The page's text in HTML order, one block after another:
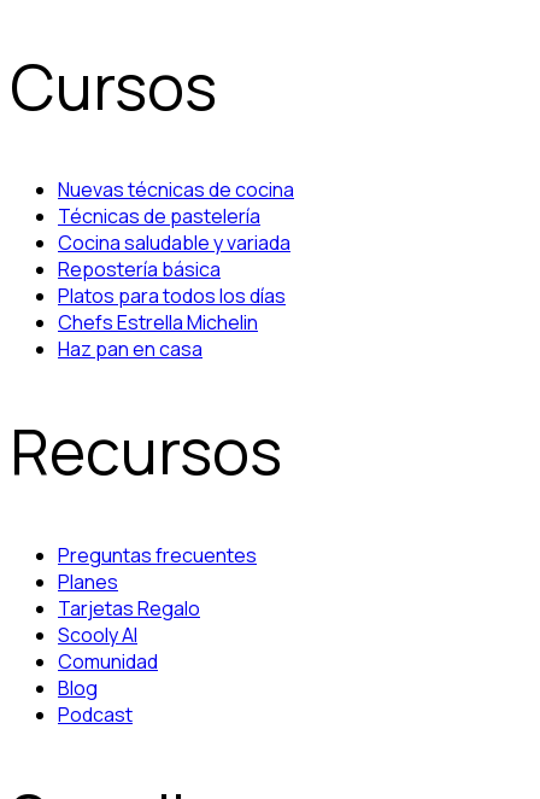
Cursos
Nuevas técnicas de cocina
Técnicas de pastelería
Cocina saludable y variada
Repostería básica
Platos para todos los días
Chefs Estrella Michelin
Haz pan en casa
Recursos
Preguntas frecuentes
Planes
Tarjetas Regalo
Scooly AI
Comunidad
Blog
Podcast